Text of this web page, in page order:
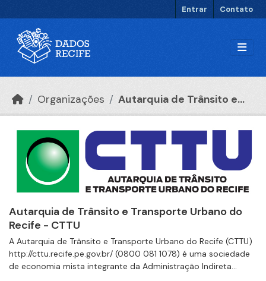
Entrar Contato
Organizações Autarquia de Trânsito e...
Autarquia de Trânsito e Transporte Urbano do
Recife - CTTU
A Autarquia de Trânsito e Transporte Urbano do Recife (CTTU)
http://cttu.recife.pe.gov.br/ (0800 081 1078) é uma sociedade
de economia mista integrante da Administração Indireta...